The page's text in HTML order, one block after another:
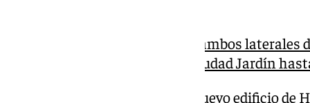
Málaga estudiará soterrar ambos laterales
conectar el tráfico desde Ciudad Jardín
El solar donde se levantará el nuevo edificio de